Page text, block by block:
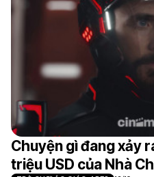
Chuyện gì đang xảy
triệu USD của Nhà